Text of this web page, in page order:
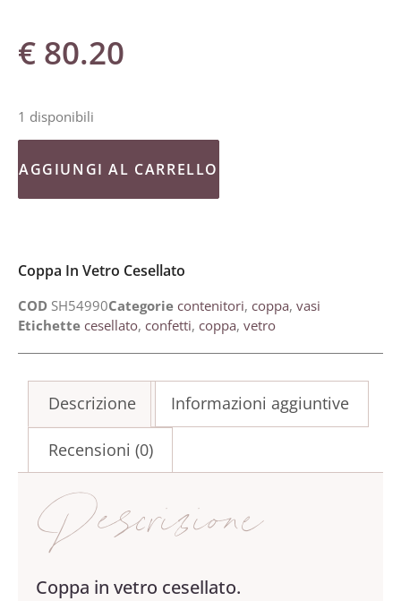
€ 80.20
1 disponibili
AGGIUNGI AL CARRELLO
Coppa In Vetro Cesellato
COD SH54990Categorie contenitori, coppa, vasi
Etichette cesellato, confetti, coppa, vetro
Descrizione Informazioni aggiuntive
Recensioni (0)
Descrizione
Coppa in vetro cesellato.